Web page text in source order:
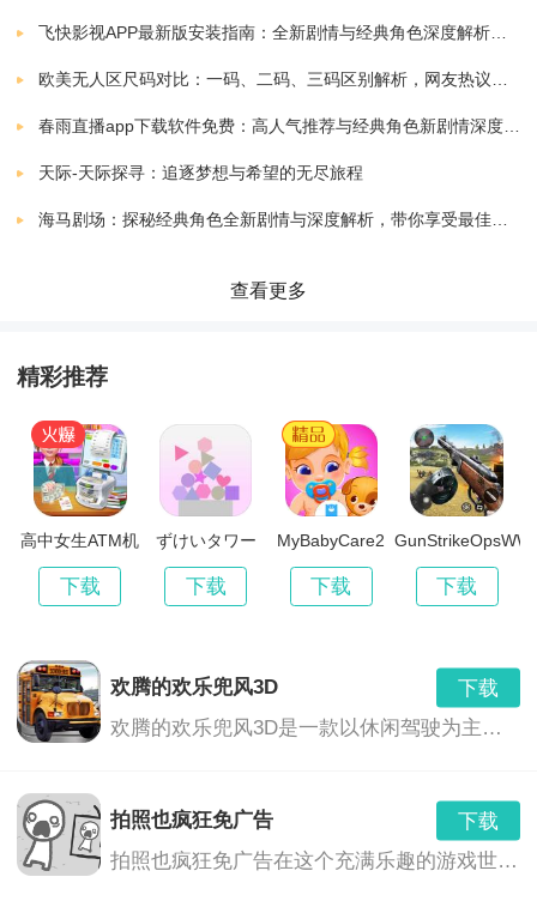
玩法介绍：
游戏的核心玩法是利用各种物理效果，将看似复杂的难
关系，然后通过操作小球、方块等元素，将压力源一一
消除。每个关卡都有不同的难度和挑战，玩家需要灵活
运用策略，才能顺利过关。
到舒适。关卡设计精致，场景丰富多样，包括办公室、
图书馆、厨房、花园等日常场景，让你在解压的同时，
游戏音效：
史上最难强迫症游戏2
下载
v1.03 安卓版 32.20 MB
下载
v9.0 官方安卓版 9.30 MB
下载
史上最坑爹的游戏2021
史上最坑爹的游戏9
史上最坑爹的游戏7春节版
v3.0.08 63.60 MB
下载
史上最坑爹的游戏7
v7.1.03 45.00 MB
下载
史上最坑爹的
v7.1.03 45.00 MB
下载
史上最坑爹的游戏12
v2.1.02 51.70 MB
下载
史上最强的大脑2
天际-天际探寻：追逐梦想与希望的无尽旅程
查看更多
精彩推荐
高中女生ATM机
下载
ずけいタワー
下载
MyBabyCare2
下载 下载
欢腾的欢乐兜风3D
下载
欢腾的欢乐兜风3D是一款以休闲驾驶为主题的游戏，玩家将在美丽的3D环境中驾驶各种车辆，享受驾驶的乐趣，同时与朋友们一起分享欢乐的时光。游戏提供了丰富的车辆选择、多样的场景和任务，让玩家沉浸在刺激、轻松和充满乐趣的游戏世界中。
拍照也疯狂免广告
下载
拍照也疯狂免广告在这个充满乐趣的游戏世界中，你将带领你的相机挑战各种奇特的谜题，利用各种道具，以完成挑战并解开更多的隐藏区域。这是一个真正疯狂的拍照冒险旅程，没有任何广告的打扰，只为你带来纯粹的游戏乐趣。